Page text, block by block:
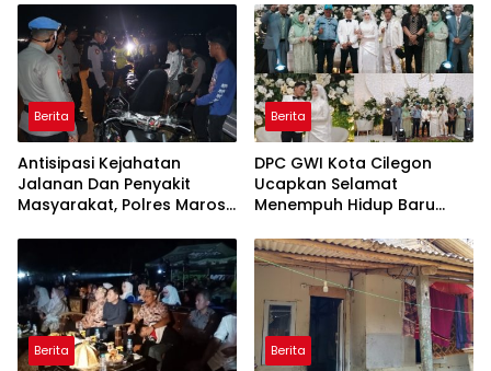
Pertama di Takalar,
Melayani Terapis Gratis
untuk Pasien Dhuafa dan
umum.
Gratis
Berita
Antisipasi Kejahatan
Jalanan Dan Penyakit
Masyarakat, Polres Maros
Kondusif
Berita
DPC GWI Kota Cilegon
Ucapkan Selamat
Menempuh Hidup Baru
Tuanku Ihza Kemalsya
Damanik
Berita Berita